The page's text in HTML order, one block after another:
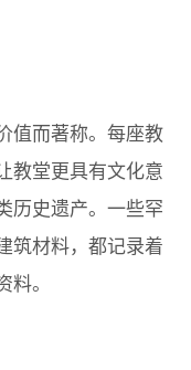
值而著称。每座教
教堂更具有文化意
历史遗产。一些罕
筑材料，都记录着
料。